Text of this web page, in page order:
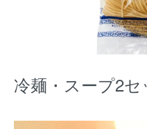
冷麺・スープ2セ